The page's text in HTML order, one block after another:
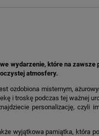
wydarzenie, które na zawsze
atmosfery.
ozdobiona misternym,
i troskę podczas tej ważnej
personalizację, czyli
wyjątkowa pamiątka, która